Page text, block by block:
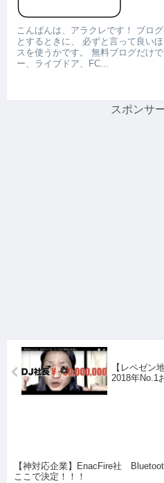
こんばんは、アラクレです！ ブロ
とするときに、 必ずと言って良い
スを使うかです。 無料ブログだけ
ー、ライブドア、FC...
スポンサ
【レペゼン
2018年No.1
【神対応企業】EnacFire社
ここで決定！！！